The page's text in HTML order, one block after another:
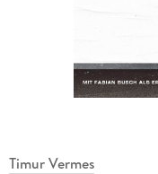
Timur Vermes